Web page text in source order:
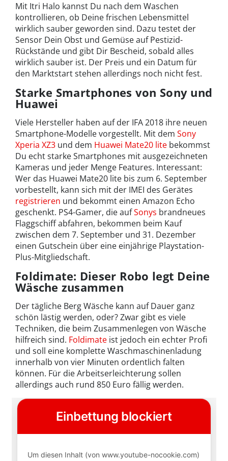
Mit Itri Halo kannst Du nach dem Waschen
kontrollieren, ob Deine frischen Lebensmittel
wirklich sauber geworden sind. Dazu testet der
Sensor Dein Obst und Gemüse auf Pestizid-
Rückstände und gibt Dir Bescheid, sobald alles
wirklich sauber ist. Der Preis und ein Datum für
den Marktstart stehen allerdings noch nicht fest.
Starke Smartphones von Sony und
Huawei
Viele Hersteller haben auf der IFA 2018 ihre neuen
Smartphone-Modelle vorgestellt. Mit dem Sony
Xperia XZ3 und dem Huawei Mate20 lite bekommst
Du echt starke Smartphones mit ausgezeichneten
Kameras und jeder Menge Features. Interessant:
Wer das Huawei Mate20 lite bis zum 6. September
vorbestellt, kann sich mit der IMEI des Gerätes
registrieren und bekommt einen Amazon Echo
geschenkt. PS4-Gamer, die aufSonys brandneues
Flaggschiff abfahren, bekommen beim Kauf
zwischen dem 7. September und 31. Dezember
einen Gutschein über eine einjährige Playstation-
Plus-Mitgliedschaft.
Foldimate: Dieser Robo legt Deine
Wäsche zusammen
Der tägliche Berg Wäsche kann auf Dauer ganz
schön lästig werden, oder? Zwar gibt es viele
Techniken, die beim Zusammenlegen von Wäsche
hilfreich sind. Foldimate ist jedoch ein echter Profi
und soll eine komplette Waschmaschinenladung
innerhalb von vier Minuten ordentlich falten
können. Für die Arbeitserleichterung sollen
allerdings auch rund 850 Euro fällig werden.